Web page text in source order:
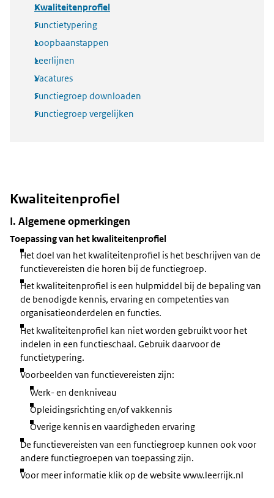
Kwaliteitenprofiel
Functietypering
Loopbaanstappen
Leerlijnen
Vacatures
Functiegroep downloaden
Functiegroep vergelijken
Kwaliteitenprofiel
I. Algemene opmerkingen
Toepassing van het kwaliteitenprofiel
Het doel van het kwaliteitenprofiel is het beschrijven van de
functievereisten die horen bij de functiegroep.
Het kwaliteitenprofiel is een hulpmiddel bij de bepaling van
de benodigde kennis, ervaring en competenties van
organisatieonderdelen en functies.
Het kwaliteitenprofiel kan niet worden gebruikt voor het
indelen in een functieschaal. Gebruik daarvoor de
functietypering.
Voorbeelden van functievereisten zijn:
Werk- en denkniveau
Opleidingsrichting en/of vakkennis
Overige kennis en vaardigheden ervaring
De functievereisten van een functiegroep kunnen ook voor
andere functiegroepen van toepassing zijn.
Voor meer informatie klik op de website www.leerrijk.nl